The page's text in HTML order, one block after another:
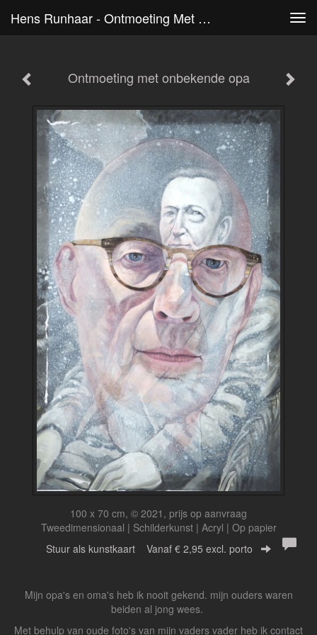
Hens Runhaar - Ontmoeting Met Onbekende Opa
Ontmoeting met onbekende opa
100 x 70 cm, © 2021, prijs op aanvraag
Tweedimensionaal | Schilderkunst | Acryl | Op papier
Stuur als kunstkaart Vanaf € 2,95 excl. porto
Mijn opa's en oma's heb ik nooit gekend. mijn ouders waren
beiden al jong wees.
Met behulp van oude foto's van mijn vaders vader heb ik contact